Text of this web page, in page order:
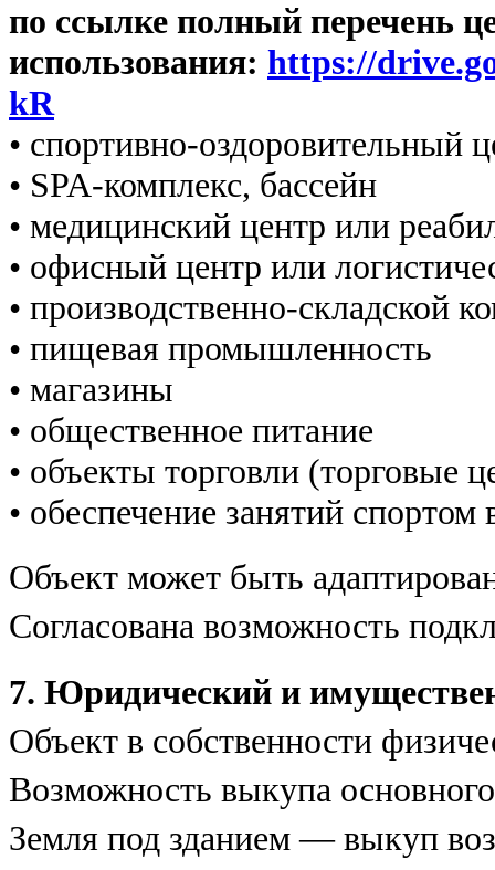
по ссылке полный перечень
использования: https://
kR
• спортивно-оздоровительный
• SPA-комплекс, бассейн
• медицинский центр или
• офисный центр или
• производственно-складской
• пищевая промышленность
• магазины
• общественное питание
• объекты торговли (торговые
• обеспечение занятий
Объект может быть
Согласована возможность
7. Юридический и
Объект в собственности
Возможность выкупа
Земля под зданием — выкуп